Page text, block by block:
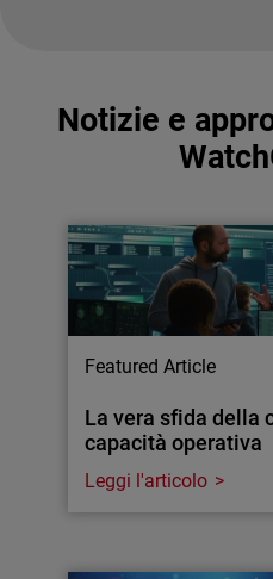
Notizie e
Featured Article
La vera sfida della
capacità operativa
Leggi l'articolo